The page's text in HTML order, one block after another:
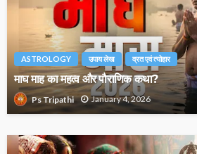
ASTROLOGY उपाय लेख व्रत एवं त्योहार
माघ माह का महत्व और पौराणिक कथा?
Ps Tripathi January 4, 2026